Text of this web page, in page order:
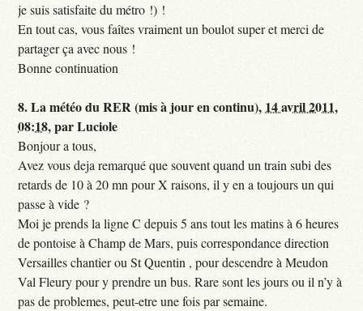
je suis satisfaite du métro !) !
En tout cas, vous faîtes vraiment un boulot super et merci de
partager ça avec nous !
Bonne continuation
8.La météo du RER (mis à jour en continu), 14 avril 2011,
08:18,parLuciole
Bonjour a tous,
Avez vous deja remarqué que souvent quand un train subi des
retards de 10 à 20 mn pour X raisons, il y en a toujours un qui
passe à vide ?
Moi je prends la ligne C depuis 5 ans tout les matins à 6 heures
de pontoise à Champ de Mars, puis correspondance direction
Versailles chantier ou St Quentin , pour descendre à Meudon
Val Fleury pour y prendre un bus. Rare sont les jours ou il n’y à
pas de problemes, peut-etre une fois par semaine.